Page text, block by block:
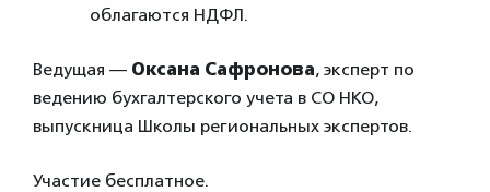
облагаются НДФЛ.
Ведущая — Оксана Сафронова, эксперт по
ведению бухгалтерского учета в СО НКО,
выпускница Школы региональных экспертов.
Участие бесплатное.